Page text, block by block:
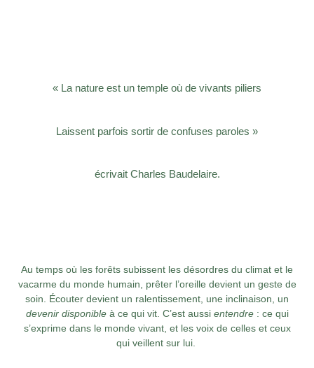
« La nature est un temple où de vivants piliers
Laissent parfois sortir de confuses paroles »
écrivait Charles Baudelaire.
Au temps où les forêts subissent les désordres du climat et le
vacarme du monde humain, prêter l’oreille devient un geste de
soin. Écouter devient un ralentissement, une inclinaison, un
devenir disponibleà ce qui vit. C’est aussi entendre: ce qui
s’exprime dans le monde vivant, et les voix de celles et ceux
qui veillent sur lui.